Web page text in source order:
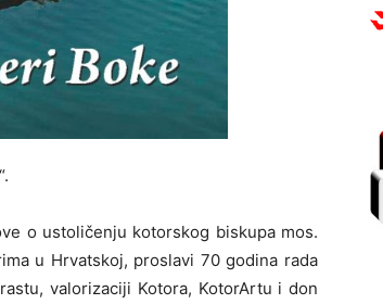
o ustoličenju kotorskog biskupa mos.
u Hrvatskoj, proslavi 70 godina rada
valorizaciji Kotora, KotorArtu i don